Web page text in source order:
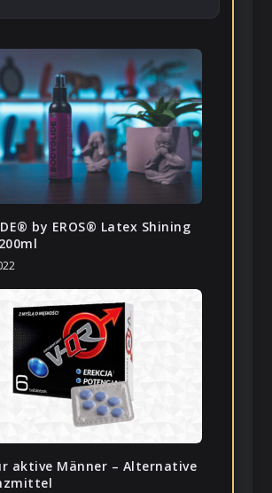
by EROS® Latex Shining
aktive Männer – Alternative